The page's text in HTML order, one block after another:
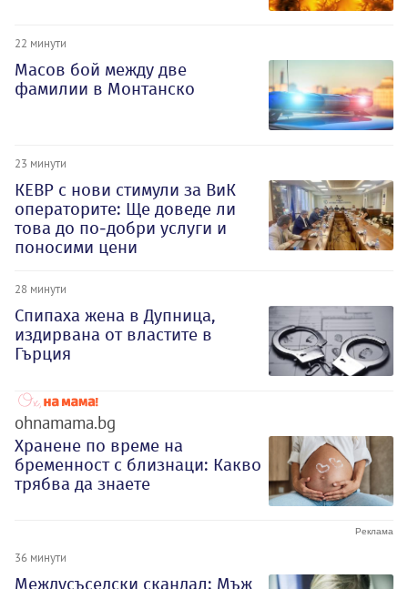
22 минути
Масов бой между две
фамилии в Монтанско
23 минути
КЕВР с нови стимули за ВиК
операторите: Ще доведе ли
това до по-добри услуги и
поносими цени
28 минути
Спипаха жена в Дупница,
издирвана от властите в
Гърция
ohnamama.bg
Хранене по време на
бременност с близнаци: Какво
трябва да знаете
36 минути
Междусъседски скандал: Мъж